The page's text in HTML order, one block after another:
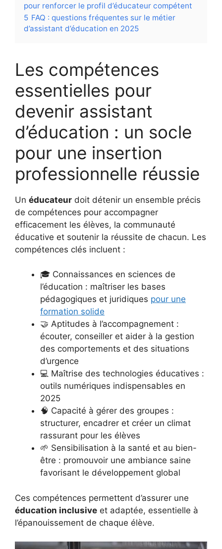
pour renforcer le profil d’éducateur compétent
5 FAQ : questions fréquentes sur le métier
d’assistant d’éducation en 2025
Les compétences
essentielles pour
devenir assistant
d’éducation : un socle
pour une insertion
professionnelle réussie
Un éducateur doit détenir un ensemble précis
de compétences pour accompagner
efficacement les élèves, la communauté
éducative et soutenir la réussite de chacun. Les
compétences clés incluent :
🎓 Connaissances en sciences de
l’éducation : maîtriser les bases
pédagogiques et juridiques pour une
formation solide
🤝 Aptitudes à l’accompagnement :
écouter, conseiller et aider à la gestion
des comportements et des situations
d’urgence
💻 Maîtrise des technologies éducatives :
outils numériques indispensables en
2025
🧠 Capacité à gérer des groupes :
structurer, encadrer et créer un climat
rassurant pour les élèves
🌱 Sensibilisation à la santé et au bien-
être : promouvoir une ambiance saine
favorisant le développement global
Ces compétences permettent d’assurer une
éducation inclusive et adaptée, essentielle à
l’épanouissement de chaque élève.